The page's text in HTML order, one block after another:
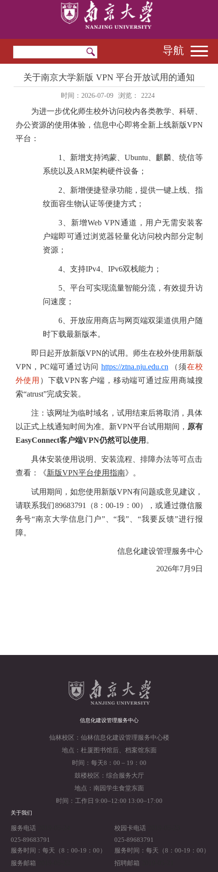
导航
关于南京大学新版 VPN 平台开放试用的通知
时间：2026-07-09 浏览： 2224
为进一步优化师生校外访问校内各类教学、科研、
办公资源的使用体验，信息中心即将全新上线新版VPN
平台：
1、新增支持鸿蒙、Ubuntu、麒麟、统信等
系统以及ARM架构硬件设备；
2、新增便捷登录功能，提供一键上线、指
纹面容生物认证等便捷方式；
3、新增Web VPN通道，用户无需安装客
户端即可通过浏览器轻量化访问校内部分定制
资源；
4、支持IPv4、IPv6双栈能力；
5、平台可实现流量智能分流，有效提升访
问速度；
6、开放应用商店与网页端双渠道供用户随
时下载最新版本。
即日起开放新版VPN的试用。师生在校外使用新版
VPN，PC端可通过访问 https://ztna.nju.edu.cn （须在校
外使用 ）下载VPN客户端，移动端可通过应用商城搜
索“atrust”完成安装。
注：该网址为临时域名，试用结束后将取消，具体
以正式上线通知时间为准。新VPN平台试用期间， 原有
EasyConnect客户端VPN仍然可以使用 。
具体安装使用说明、安装流程、排障办法等可点击
查看：《新版VPN平台使用指南》。
试用期间，如您使用新版VPN有问题或意见建议，
请联系我们89683791（8：00-19：00），或通过微信服
务号“南京大学信息门户”、“我”、“我要反馈”进行报
障。
信息化建设管理服务中心
2026年7月9日
信息化建设管理服务中心
仙林校区：仙林信息化建设管理服务中心楼
地点：杜厦图书馆后、档案馆东面
时间：每天8：00 – 19：00
鼓楼校区：综合服务大厅
地点：南园学生食堂东面
时间：工作日 9:00–12:00 13:00–17:00
关于我们
服务电话
025-89683791
服务时间：每天（8：00-19：00）
校园卡电话
025-89683791
服务时间：每天（8：00-19：00）
服务邮箱
招聘邮箱